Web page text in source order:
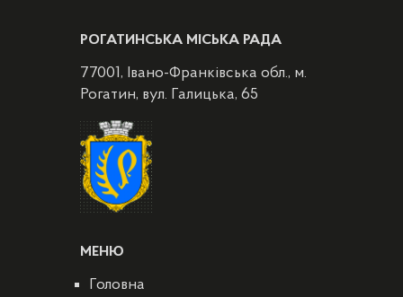
РОГАТИНСЬКА МІСЬКА РАДА
77001, Івано-Франківська обл., м.
Рогатин, вул. Галицька, 65
МЕНЮ
Головна